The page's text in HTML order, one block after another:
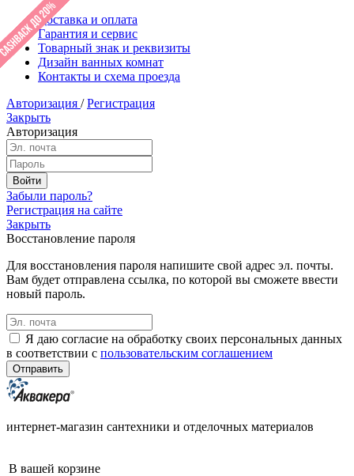
Доставка и оплата
Гарантия и сервис
Товарный знак и реквизиты
Дизайн ванных комнат
Контакты и схема проезда
Авторизация / Регистрация
Закрыть
Авторизация
Забыли пароль?
Регистрация на сайте
Закрыть
Восстановление пароля
Для восстановления пароля напишите свой адрес эл. почты.
Вам будет отправлена ссылка, по которой вы сможете ввести
новый пароль.
Я даю согласие на обработку своих персональных данных
в соответствии с пользовательским соглашением
интернет-магазин сантехники и отделочных материалов
В вашей корзине